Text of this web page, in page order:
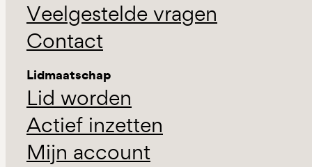
Veelgestelde vragen
Contact
Lidmaatschap
Lid worden
Actief inzetten
Mijn account